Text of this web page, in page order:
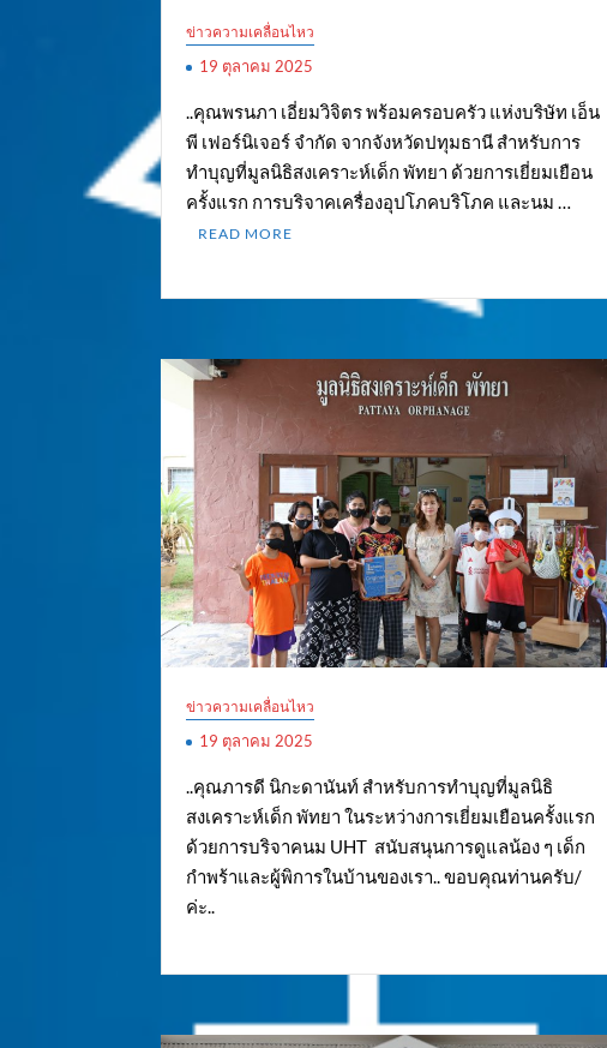
ข่าวความเคลื่อนไหว
19 ตุลาคม 2025
..คุณพรนภา เอี่ยมวิจิตร พร้อมครอบครัว แห่งบริษัท เอ็น
พี เฟอร์นิเจอร์ จำกัด จากจังหวัดปทุมธานี สำหรับการ
ทำบุญที่มูลนิธิสงเคราะห์เด็ก พัทยา ด้วยการเยี่ยมเยือน
ครั้งแรก การบริจาคเครื่องอุปโภคบริโภค และนม …
READ MORE
ข่าวความเคลื่อนไหว
19 ตุลาคม 2025
..คุณภารดี นิกะดานันท์ สำหรับการทำบุญที่มูลนิธิ
สงเคราะห์เด็ก พัทยา ในระหว่างการเยี่ยมเยือนครั้งแรก
ด้วยการบริจาคนม UHT สนับสนุนการดูแลน้อง ๆ เด็ก
กำพร้าและผู้พิการในบ้านของเรา.. ขอบคุณท่านครับ/
ค่ะ..